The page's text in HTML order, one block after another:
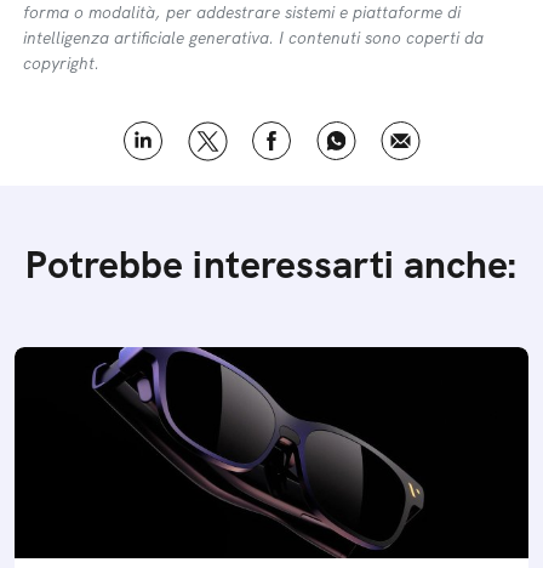
forma o modalità, per addestrare sistemi e piattaforme di
intelligenza artificiale generativa. I contenuti sono coperti da
copyright.
Potrebbe interessarti anche: